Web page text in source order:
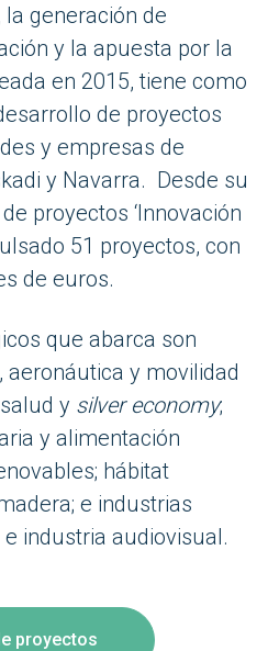
generación de
y la apuesta por la
en 2015, tiene como
de proyectos
y empresas de
y Navarra. Desde su
proyectos ‘Innovación
51 proyectos, con
de euros.
que abarca son
aeronáutica y movilidad
y silver economy;
y alimentación
hábitat
e industrias
industria audiovisual.
proyectos